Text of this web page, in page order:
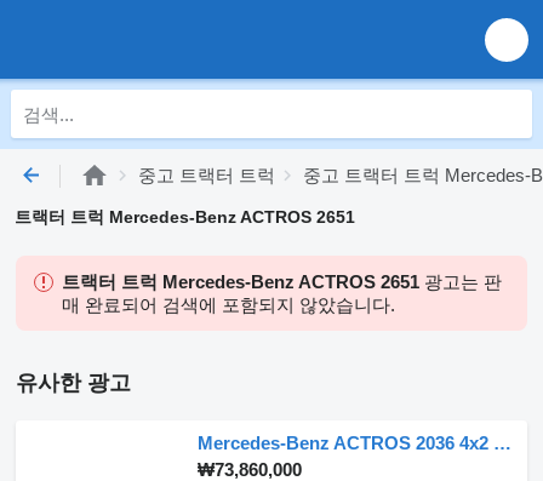
중고 트랙터 트럭 중고 트랙터 트럭 Mercedes-
트랙터 트럭 Mercedes-Benz ACTROS 2651
트랙터 트럭 Mercedes-Benz ACTROS 2651 광고는 판
매 완료되어 검색에 포함되지 않았습니다.
유사한 광고
Mercedes-Benz ACTROS 2036 4x2 Fassi F300XP.A27
₩73,860,000